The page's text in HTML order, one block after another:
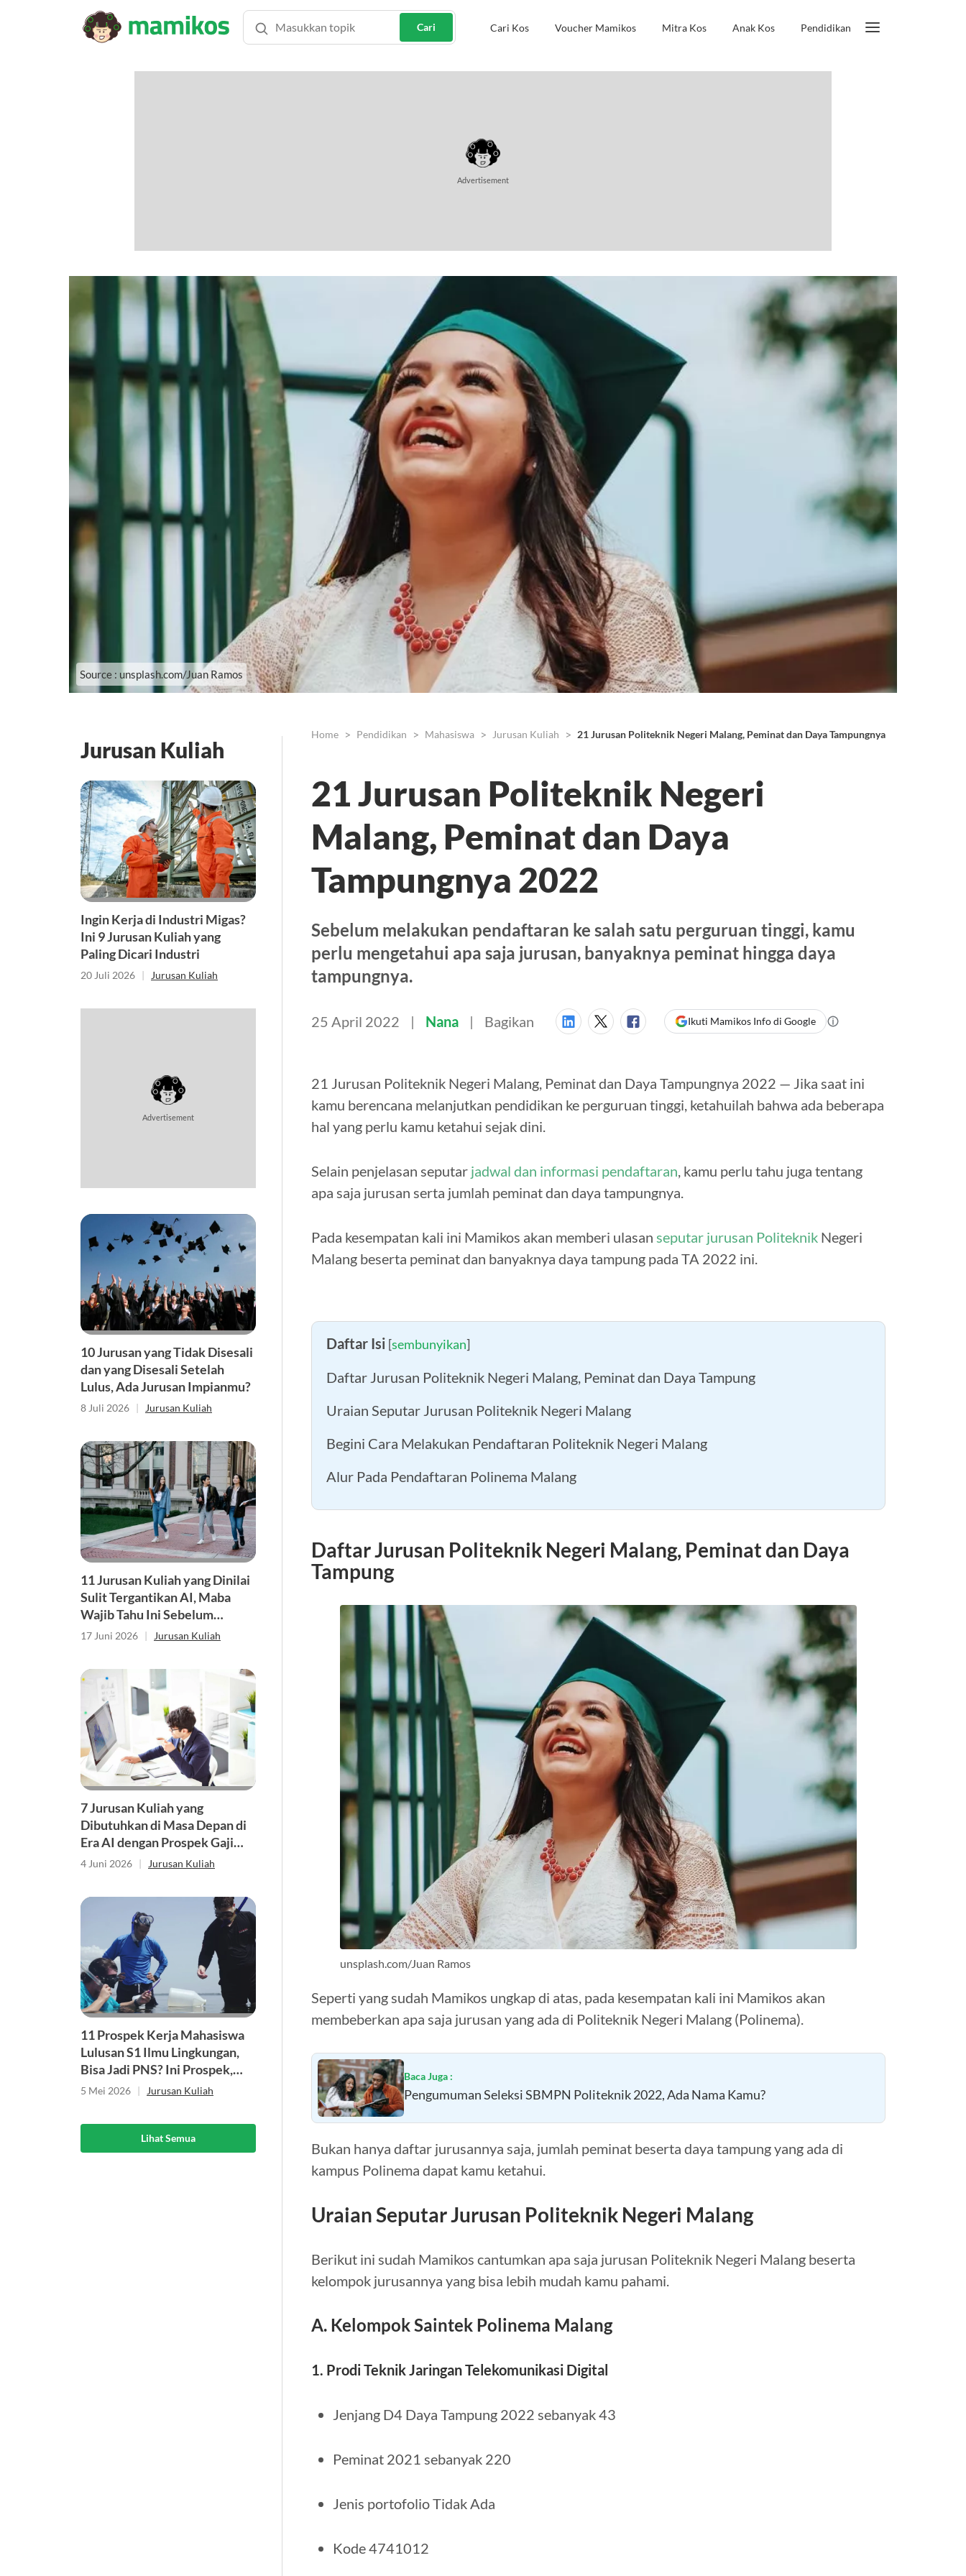
Cari Cari Kos Voucher Mamikos Mitra Kos Anak Kos Pendidikan
Advertisement
Source : unsplash.com/Juan Ramos
Jurusan Kuliah
Ingin Kerja di Industri Migas?
Ini 9 Jurusan Kuliah yang
Paling Dicari Industri
20 Juli 2026 | Jurusan Kuliah
Advertisement
10 Jurusan yang Tidak Disesali
dan yang Disesali Setelah
Lulus, Ada Jurusan Impianmu?
8 Juli 2026 | Jurusan Kuliah
11 Jurusan Kuliah yang Dinilai
Sulit Tergantikan AI, Maba
Wajib Tahu Ini Sebelum
Memilih Jurusan
17 Juni 2026 | Jurusan Kuliah
7 Jurusan Kuliah yang
Dibutuhkan di Masa Depan di
Era AI dengan Prospek Gaji
Tinggi
4 Juni 2026 | Jurusan Kuliah
11 Prospek Kerja Mahasiswa
Lulusan S1 Ilmu Lingkungan,
Bisa Jadi PNS? Ini Prospek,
Skill, dan Gelarnya
5 Mei 2026 | Jurusan Kuliah
Lihat Semua
Home Pendidikan Mahasiswa Jurusan Kuliah 21 Jurusan Politeknik Negeri Malang, Peminat dan Daya Tampungnya 2022
21 Jurusan Politeknik Negeri
Malang, Peminat dan Daya
Tampungnya 2022
Sebelum melakukan pendaftaran ke salah satu perguruan tinggi, kamu
perlu mengetahui apa saja jurusan, banyaknya peminat hingga daya
tampungnya.
25 April 2022 Nana Bagikan Ikuti Mamikos Info di Google
21 Jurusan Politeknik Negeri Malang, Peminat dan Daya Tampungnya 2022 — Jika saat ini
kamu berencana melanjutkan pendidikan ke perguruan tinggi, ketahuilah bahwa ada beberapa
hal yang perlu kamu ketahui sejak dini.
Selain penjelasan seputar jadwal dan informasi pendaftaran , kamu perlu tahu juga tentang
apa saja jurusan serta jumlah peminat dan daya tampungnya.
Pada kesempatan kali ini Mamikos akan memberi ulasan seputar jurusan Politeknik Negeri
Malang beserta peminat dan banyaknya daya tampung pada TA 2022 ini.
Daftar Isi [sembunyikan]
Daftar Jurusan Politeknik Negeri Malang, Peminat dan Daya Tampung
Uraian Seputar Jurusan Politeknik Negeri Malang
Begini Cara Melakukan Pendaftaran Politeknik Negeri Malang
Alur Pada Pendaftaran Polinema Malang
Daftar Jurusan Politeknik Negeri Malang, Peminat dan Daya
Tampung
unsplash.com/Juan Ramos
Seperti yang sudah Mamikos ungkap di atas, pada kesempatan kali ini Mamikos akan
membeberkan apa saja jurusan yang ada di Politeknik Negeri Malang (Polinema).
Baca Juga :
Pengumuman Seleksi SBMPN Politeknik 2022, Ada Nama Kamu?
Bukan hanya daftar jurusannya saja, jumlah peminat beserta daya tampung yang ada di
kampus Polinema dapat kamu ketahui.
Uraian Seputar Jurusan Politeknik Negeri Malang
Berikut ini sudah Mamikos cantumkan apa saja jurusan Politeknik Negeri Malang beserta
kelompok jurusannya yang bisa lebih mudah kamu pahami.
A. Kelompok Saintek Polinema Malang
1. Prodi Teknik Jaringan Telekomunikasi Digital
Jenjang D4 Daya Tampung 2022 sebanyak 43
Peminat 2021 sebanyak 220
Jenis portofolio Tidak Ada
Kode 4741012